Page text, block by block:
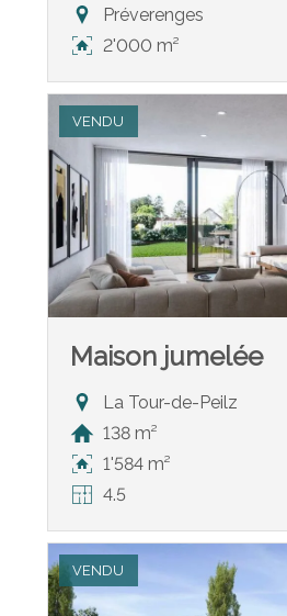
Préverenges
2'000 m²
VENDU
Maison jumelée
La Tour-de-Peilz
138 m²
1'584 m²
4.5
VENDU